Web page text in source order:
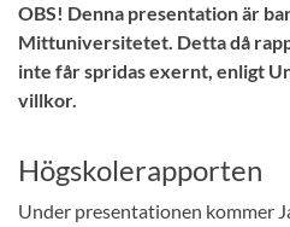
OBS! Denna presentation är
Mittuniversitetet. Detta då
inte får spridas exernt, enligt
villkor.
Högskolerapporten
Under presentationen kommer